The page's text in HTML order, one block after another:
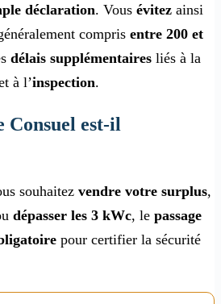
déclaration. Vous évitez ainsi
compris entre 200 et
délais supplémentaires liés à la
à l’inspection.
Consuel est-il
souhaitez vendre votre surplus,
dépasser les 3 kWc, le passage
pour certifier la sécurité